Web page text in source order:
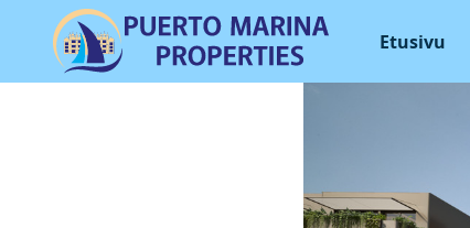
Etusivu